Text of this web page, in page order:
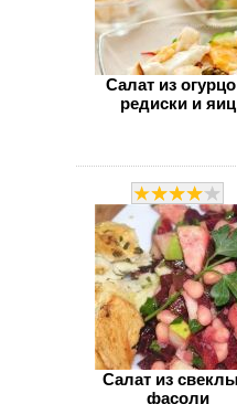
Салат из
редиски и яиц
Салат из
фасоли